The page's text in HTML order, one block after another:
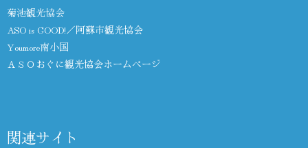
菊池観光協会
ASO is GOOD!／阿蘇市観光協会
Youmore南小国
ＡＳＯおぐに観光協会ホームページ
関連サイト